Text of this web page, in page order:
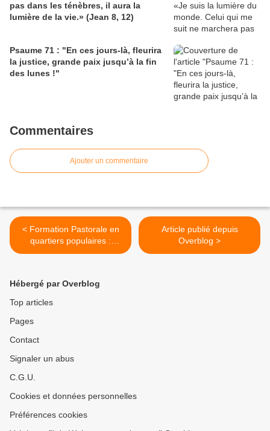
pas dans les ténèbres, il aura la
lumière de la vie.» (Jean 8, 12)
Psaume 71 : "En ces jours-là, fleurira
la justice, grande paix jusqu’à la fin
des lunes !"
Commentaires
Ajouter un commentaire
< Formation Pastorale en
quartiers populaires :
journée thématique de
Article publié depuis
Overblog >
Hébergé par Overblog
Top articles
Pages
Contact
Signaler un abus
C.G.U.
Cookies et données personnelles
Préférences cookies